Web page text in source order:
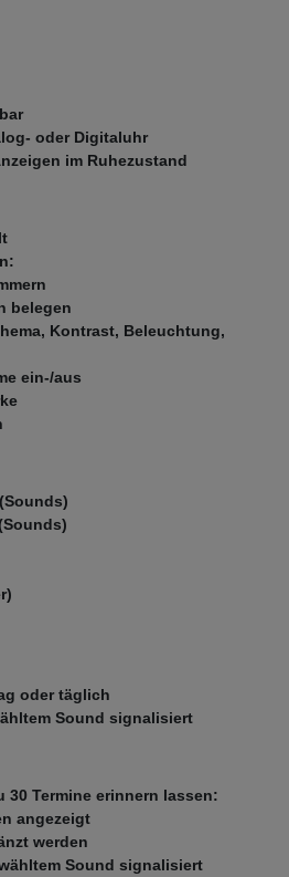
oder Digitaluhr
im Ruhezustand
belegen
Kontrast, Beleuchtung,
ein-/aus
oder täglich
Sound signalisiert
Termine erinnern lassen:
angezeigt
werden
Sound signalisiert